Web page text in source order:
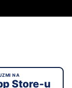
NA
Store-u